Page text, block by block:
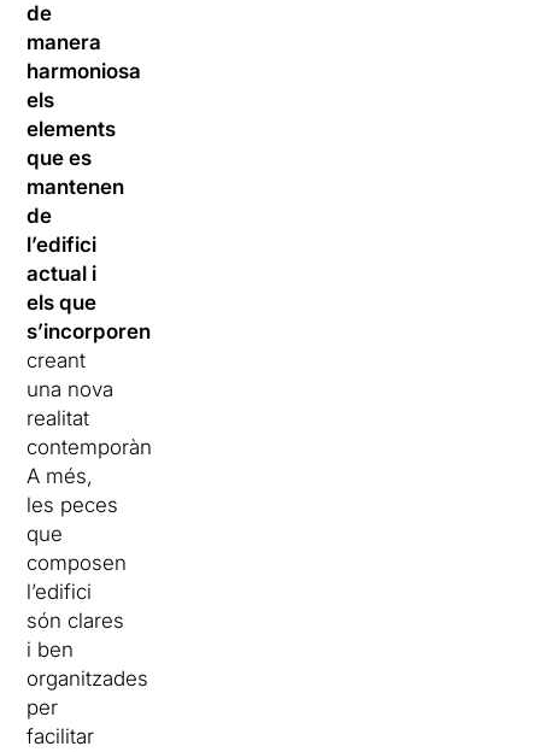
de
manera
harmoniosa
els
elements
que es
mantenen
de
l’edifici
actual i
els que
s’incorporen
creant
una nova
realitat
contemporània.
A més,
les peces
que
composen
l’edifici
són clares
i ben
organitzades
per
facilitar